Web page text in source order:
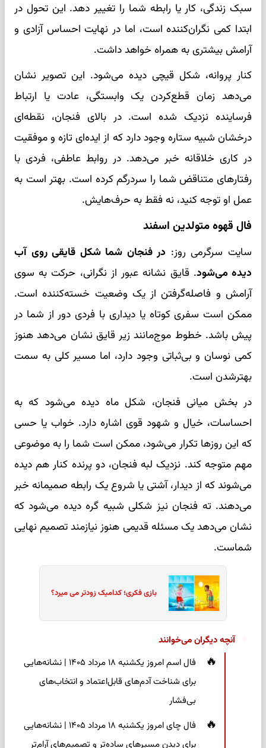
سبک زندگی، کار یا رابطه شما را تغییر دهد. این تحول در
ابتدا کمی نگران‌کننده است، اما در نهایت احساس آزادی و
آرامش بیشتری به همراه خواهد داشت.
کنار پروانه، شکل قیچی دیده می‌شود. این تصویر نشان
می‌دهد زمان قطع‌کردن یک وابستگی، عادت یا ارتباط
فرساینده نزدیک شده است. در بالای فنجان، نقطه‌ای
درخشان شبیه ستاره وجود دارد که از ایده‌ای تازه و موفقیت
در کاری خلاقانه خبر می‌دهد. در روابط عاطفی، فردی با
رفتارهای متناقض شما را سردرگم کرده است. بهتر است به
عمل او توجه کنید، نه فقط به حرف‌هایش.
فال قهوه متولدین اسفند
سایت سرگرمی روز: در فنجان شما شکل قایقی روی آب
دیده می‌شود. قایق نشانه عبور از نگرانی، حرکت به سوی
آرامش و فاصله‌گرفتن از یک وضعیت خسته‌کننده است.
ممکن است سفری کوتاه یا دیداری با فردی دور از شما در
پیش باشد. خطوط موج‌مانند زیر قایق نشان می‌دهد هنوز
کمی نوسان و بی‌ثباتی وجود دارد، اما مسیر کلی به سمت
بهترشدن است.
در بخش میانی فنجان، شکل ماه دیده می‌شود که به
احساسات، خیال و شهود قوی اشاره دارد. خواب یا حسی
که این روزها تکرار می‌شود، ممکن است شما را به موضوعی
مهم متوجه کند. نزدیک لبه فنجان، دو پرنده کنار هم دیده
می‌شوند که از دیدار، آشتی یا شروع یک رابطه صمیمانه خبر
می‌دهند. ته فنجان نیز شکلی شبیه گره دیده می‌شود که
نشان می‌دهد یک مسئله قدیمی هنوز نیازمند تصمیم نهایی
شماست.
بازی فکری؛ کدامیک زودتر می میرد؟
آنچه دیگران می‌خوانند
فال اسم امروز یکشنبه ۱۸ مرداد ۱۴۰۵ | نشانه‌هایی
برای شناخت آدم‌های قابل‌اعتماد و انتخاب‌های
بی‌فشار
فال چای امروز یکشنبه ۱۸ مرداد ۱۴۰۵ | نشانه‌هایی
برای دیدن مسیرهای ساده‌تر و تصمیم‌های آرام‌تر